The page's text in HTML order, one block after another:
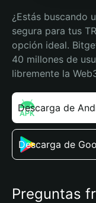
¿Estás buscando
segura para tus
opción ideal.
40 millones de
libremente la
Descarga de
Descarga de
Preguntas